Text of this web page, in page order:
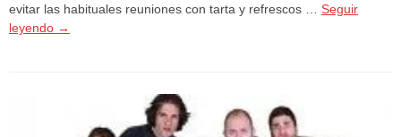
evitar las habituales reuniones con tarta y refrescos … Seguir
leyendo →